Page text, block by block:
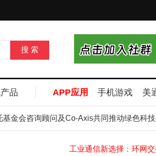
品 APP应用 手机游戏 美
咨询顾问及Co-Axis共同推动绿色科技与